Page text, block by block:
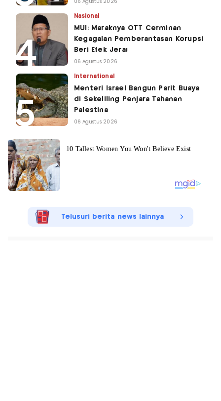
06 Agustus 2026
Nasional
MUI: Maraknya OTT Cerminan
Kegagalan Pemberantasan Korupsi
Beri Efek Jera!
06 Agustus 2026
International
Menteri Israel Bangun Parit Buaya
di Sekeliling Penjara Tahanan
Palestina
06 Agustus 2026
Telusuri berita news lainnya